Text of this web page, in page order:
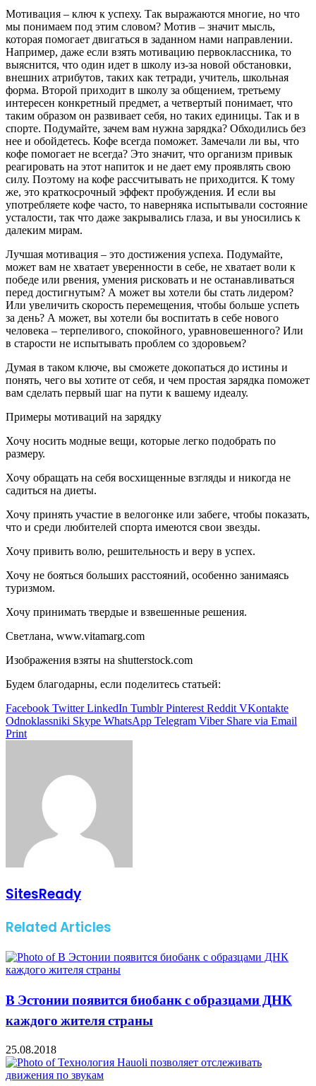
Мотивация – ключ к успеху. Так выражаются многие, но что
мы понимаем под этим словом? Мотив – значит мысль,
которая помогает двигаться в заданном нами направлении.
Например, даже если взять мотивацию первоклассника, то
выяснится, что один идет в школу из-за новой обстановки,
внешних атрибутов, таких как тетради, учитель, школьная
форма. Второй приходит в школу за общением, третьему
интересен конкретный предмет, а четвертый понимает, что
таким образом он развивает себя, но таких единицы. Так и в
спорте. Подумайте, зачем вам нужна зарядка? Обходились без
нее и обойдетесь. Кофе всегда поможет. Замечали ли вы, что
кофе помогает не всегда? Это значит, что организм привык
реагировать на этот напиток и не дает ему проявлять свою
силу. Поэтому на кофе рассчитывать не приходится. К тому
же, это краткосрочный эффект пробуждения. И если вы
употребляете кофе часто, то наверняка испытывали состояние
усталости, так что даже закрывались глаза, и вы уносились к
далеким мирам.
Лучшая мотивация – это достижения успеха. Подумайте,
может вам не хватает уверенности в себе, не хватает воли к
победе или рвения, умения рисковать и не останавливаться
перед достигнутым? А может вы хотели бы стать лидером?
Или увеличить скорость перемещения, чтобы больше успеть
за день? А может, вы хотели бы воспитать в себе нового
человека – терпеливого, спокойного, уравновешенного? Или
в старости не испытывать проблем со здоровьем?
Думая в таком ключе, вы сможете докопаться до истины и
понять, чего вы хотите от себя, и чем простая зарядка поможет
вам сделать первый шаг на пути к вашему идеалу.
Примеры мотиваций на зарядку
Хочу носить модные вещи, которые легко подобрать по
размеру.
Хочу обращать на себя восхищенные взгляды и никогда не
садиться на диеты.
Хочу принять участие в велогонке или забеге, чтобы показать,
что и среди любителей спорта имеются свои звезды.
Хочу привить волю, решительность и веру в успех.
Хочу не бояться больших расстояний, особенно занимаясь
туризмом.
Хочу принимать твердые и взвешенные решения.
Светлана, www.vitamarg.com
Изображения взяты на shutterstock.com
Будем благодарны, если поделитесь статьей:
Facebook Twitter LinkedIn Tumblr Pinterest Reddit VKontakte
Odnoklassniki Skype WhatsApp Telegram Viber Share via Email
Print
SitesReady
Related Articles
В Эстонии появится биобанк с образцами ДНК
каждого жителя страны
25.08.2018